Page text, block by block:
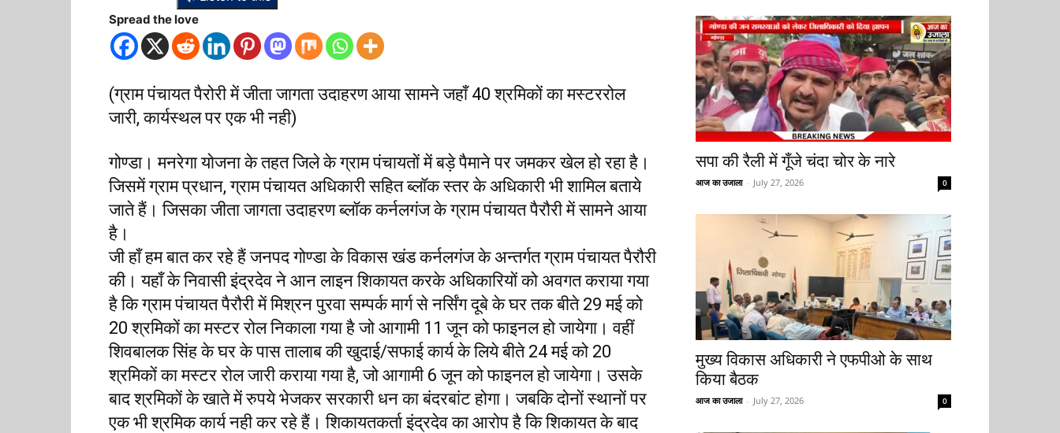
Spread the love
(ग्राम पंचायत पैरोरी में जीता जागता उदाहरण आया सामने जहाँ 40 श्रमिकों का मस्टररोल
जारी, कार्यस्थल पर एक भी नही)
गोण्डा। मनरेगा योजना के तहत जिले के ग्राम पंचायतों में बड़े पैमाने पर जमकर खेल हो रहा है।
जिसमें ग्राम प्रधान, ग्राम पंचायत अधिकारी सहित ब्लॉक स्तर के अधिकारी भी शामिल बताये
जाते हैं। जिसका जीता जागता उदाहरण ब्लॉक कर्नलगंज के ग्राम पंचायत पैरौरी में सामने आया
है।
जी हाँ हम बात कर रहे हैं जनपद गोण्डा के विकास खंड कर्नलगंज के अन्तर्गत ग्राम पंचायत पैरौरी
की। यहाँ के निवासी इंद्रदेव ने आन लाइन शिकायत करके अधिकारियों को अवगत कराया गया
है कि ग्राम पंचायत पैरौरी में मिश्रन पुरवा सम्पर्क मार्ग से नर्सिंग दूबे के घर तक बीते 29 मई को
20 श्रमिकों का मस्टर रोल निकाला गया है जो आगामी 11 जून को फाइनल हो जायेगा। वहीं
शिवबालक सिंह के घर के पास तालाब की खुदाई/सफाई कार्य के लिये बीते 24 मई को 20
श्रमिकों का मस्टर रोल जारी कराया गया है, जो आगामी 6 जून को फाइनल हो जायेगा। उसके
बाद श्रमिकों के खाते में रुपये भेजकर सरकारी धन का बंदरबांट होगा। जबकि दोनों स्थानों पर
एक भी श्रमिक कार्य नही कर रहे हैं। शिकायतकर्ता इंद्रदेव का आरोप है कि शिकायत के बाद
सपा की रैली में गूँजे चंदा चोर के नारे
आज का उजाला - July 27, 2026 0
मुख्य विकास अधिकारी ने एफपीओ के साथ
किया बैठक
आज का उजाला - July 27, 2026 0